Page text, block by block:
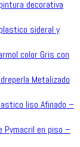
decorativa
sideral y
color Gris con
Metalizado
liso Afinado –
Pymacril en piso –